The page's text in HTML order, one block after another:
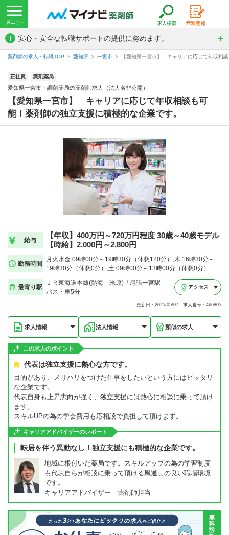
! 安心・安全な転職サポートの提供に努めます。
薬剤師の求人・転職TOP 愛知県 一宮市 【愛知県一宮市】 キャリアに応じて年収相
正社員 調剤薬局
愛知県一宮市・調剤薬局の薬剤師求人（法人名非公開）
【愛知県一宮市】 キャリアに応じて年収相談も可
能！薬剤師の独立支援に積極的な企業です。
給与
【年収】400万円～720万円程度 30歳～40歳モデル
【時給】2,000円～2,800円
勤務時間
月火水金:09時00分～19時30分（休憩120分）,木:16時30分～
19時30分（休憩0分）,土:09時00分～13時00分（休憩0分）
最寄り駅
ＪＲ東海道本線(熱海－米原)「尾張一宮駅」
バス・車5分
アクセス
更新日：2025/05/07 求人番号：466805
求人情報 法人情報 類似の求人
この求人のポイント
代表は独立支援に熱心な方です。
目的があり、メリハリをつけた仕事をしたいという方にはピッタリ
な企業です。
代表自身も上昇志向が強く、独立支援には熱心に相談に乗って頂け
ます。
スキルUPの為の学会費用も応相談で負担して頂けます。
キャリアアドバイザーのレポート
転居を伴う異動なし！独立支援にも積極的な企業です。
地域に根付いた薬局です。スキルアップの為の学習制度
も代表自らが相談に乗って頂ける風通しの良い職場環境
です。
キャリアアドバイザー 薬剤師担当